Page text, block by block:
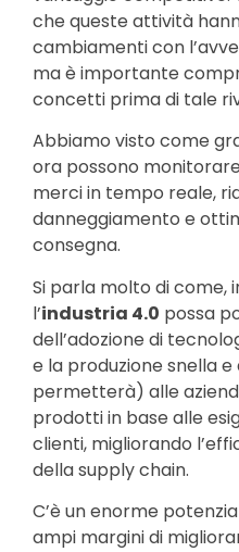
che queste attività
cambiamenti con
ma è importante
concetti prima di tale
Abbiamo visto come
ora possono
merci in tempo reale,
danneggiamento e
consegna.
Si parla molto di come,
l’industria 4.0 possa
dell’adozione di
e la produzione snella
permetterà) alle
prodotti in base alle
clienti, migliorando
della supply chain.
C’è un enorme
ampi margini di